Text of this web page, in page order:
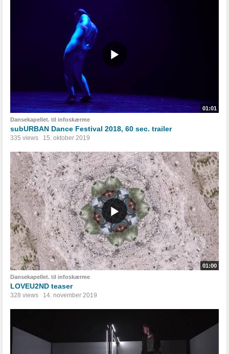
01:01
Dansekapellet. til infoskærme
subURBAN Dance Festival 2018, 60 sec. trailer
335 views 15. oktober 2019
01:00
Dansekapellet. til infoskærme
LOVEU2ND teaser
328 views 14. november 2019